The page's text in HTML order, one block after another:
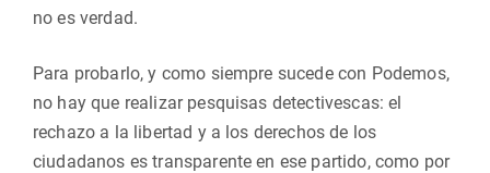
no es verdad.
Para probarlo, y como siempre sucede con Podemos,
no hay que realizar pesquisas detectivescas: el
rechazo a la libertad y a los derechos de los
ciudadanos es transparente en ese partido, como por